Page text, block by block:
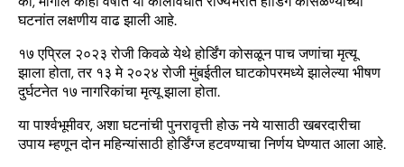
घटनांत लक्षणीय वाढ झाली आहे.
१७ एप्रिल २०२३ रोजी किवळे येथे होर्डिंग कोसळून पाच जणांचा मृत्यू
झाला होता, तर १३ मे २०२४ रोजी मुंबईतील घाटकोपरमध्ये झालेल्या भीषण
दुर्घटनेत १७ नागरिकांचा मृत्यू झाला होता.
या पार्श्वभूमीवर, अशा घटनांची पुनरावृत्ती होऊ नये यासाठी खबरदारीचा
उपाय म्हणून दोन महिन्यांसाठी होर्डिंग्ज हटवण्याचा निर्णय घेण्यात आला आहे.